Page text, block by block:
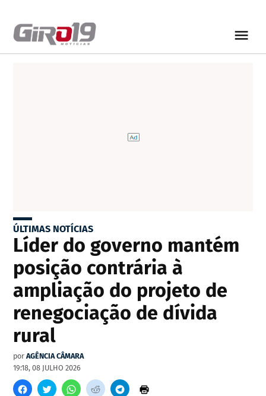
ÚLTIMAS NOTÍCIAS
Líder do governo mantém
posição contrária à
ampliação do projeto de
renegociação de dívida
rural
por AGÊNCIA CÂMARA
19:18, 08 JULHO 2026